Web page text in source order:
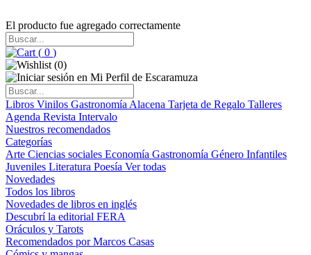
El producto fue agregado correctamente
( 0 )
(0)
Libros Vinilos Gastronomía Alacena Tarjeta de Regalo Talleres
Agenda Revista Intervalo
Nuestros recomendados
Categorías
Arte Ciencias sociales Economía Gastronomía Género Infantiles
Juveniles Literatura Poesía Ver todas
Novedades
Todos los libros
Novedades de libros en inglés
Descubrí la editorial FERA
Oráculos y Tarots
Recomendados por Marcos Casas